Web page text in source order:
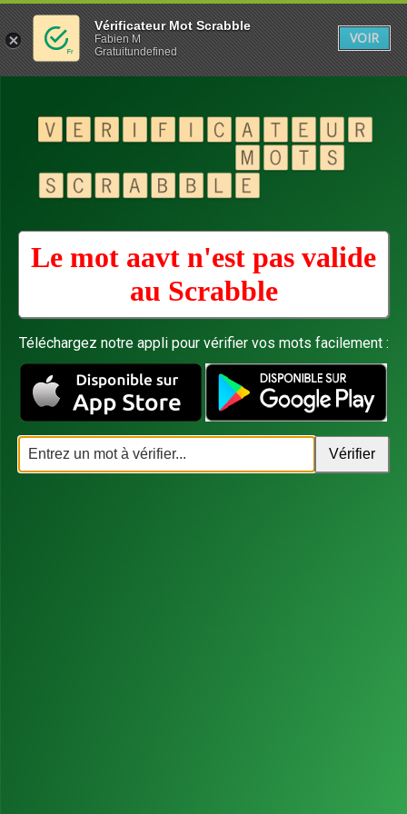
Le mot aavt n'est pas valide
au Scrabble
Téléchargez notre appli pour vérifier vos mots facilement :
Vérificateur Mot Scrabble
Fabien M
Gratuitundefined
VOIR